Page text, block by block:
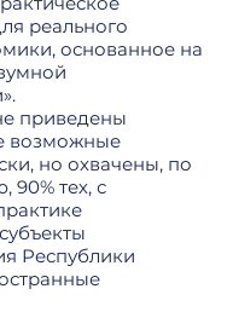
реального
основанное на
приведены
возможные
но охвачены, по
тех, с
Республики